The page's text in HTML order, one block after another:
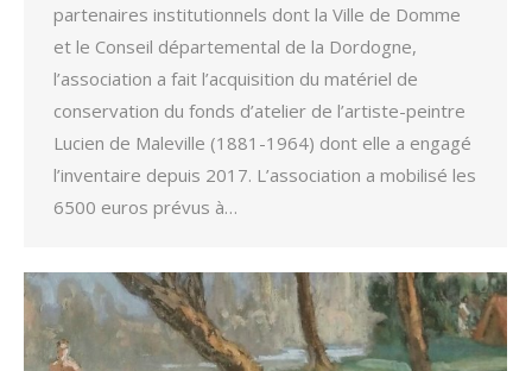
partenaires institutionnels dont la Ville de Domme
et le Conseil départemental de la Dordogne,
l’association a fait l’acquisition du matériel de
conservation du fonds d’atelier de l’artiste-peintre
Lucien de Maleville (1881-1964) dont elle a engagé
l’inventaire depuis 2017. L’association a mobilisé les
6500 euros prévus à…